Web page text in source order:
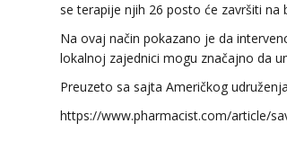
se terapije njih 26 posto će završiti na
Na ovaj način pokazano je da
lokalnoj zajednici mogu značajno da
Preuzeto sa sajta Američkog
https://www.pharmacist.com/article/